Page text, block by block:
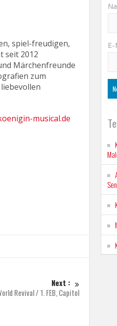
spiel-freudigen,
seit 2012
Märchenfreunde
zum
musical.de
Next :
Revival / 1. FEB, Capitol